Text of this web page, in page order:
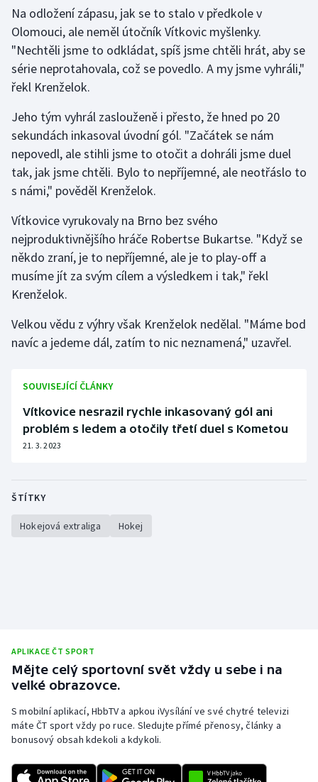
Short track
Sportovní střelba
Stolní tenis
Triatlon
Veslování
Vodní slalom
Volejbal
Ostatní
Na odložení zápasu, jak se to stalo v předkole v
Olomouci, ale neměl útočník Vítkovic myšlenky.
"Nechtěli jsme to odkládat, spíš jsme chtěli hrát, aby se
série neprotahovala, což se povedlo. A my jsme vyhráli,"
řekl Krenželok.
Jeho tým vyhrál zaslouženě i přesto, že hned po 20
sekundách inkasoval úvodní gól. "Začátek se nám
nepovedl, ale stihli jsme to otočit a dohráli jsme duel
tak, jak jsme chtěli. Bylo to nepříjemné, ale neotřáslo to
s námi," pověděl Krenželok.
Vítkovice vyrukovaly na Brno bez svého
nejproduktivnějšího hráče Robertse Bukartse. "Když se
někdo zraní, je to nepříjemné, ale je to play-off a
musíme jít za svým cílem a výsledkem i tak," řekl
Krenželok.
Velkou vědu z výhry však Krenželok nedělal. "Máme bod
navíc a jedeme dál, zatím to nic neznamená," uzavřel.
SOUVISEJÍCÍ ČLÁNKY
Vítkovice nesrazil rychle inkasovaný gól ani
problém s ledem a otočily třetí duel s Kometou
21. 3. 2023
ŠTÍTKY
Hokejová extraliga Hokej
APLIKACE ČT SPORT
Mějte celý sportovní svět vždy u sebe i na
velké obrazovce.
S mobilní aplikací, HbbTV a apkou iVysílání ve své chytré televizi
máte ČT sport vždy po ruce. Sledujte přímé přenosy, články a
bonusový obsah kdekoli a kdykoli.